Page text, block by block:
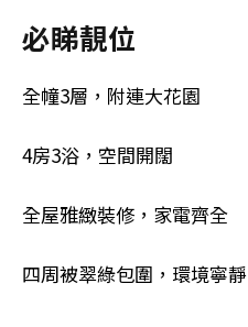
必睇靚位
全幢3層，附連大花園
4房3浴，空間開闊
全屋雅緻裝修，家電齊全
四周被翠綠包圍，環境寧靜